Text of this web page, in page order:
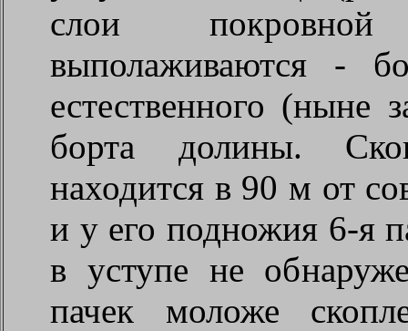
слои
выполаживаются -
естественного (ныне
борта долины.
находится в 90 м от
и у его подножия 6-я
в уступе не
пачек моложе